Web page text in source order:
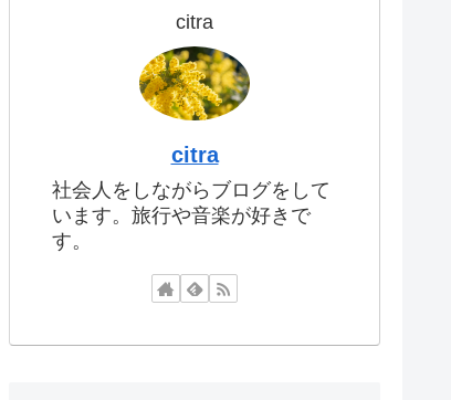
citra
citra
社会人をしながらブログをして
います。旅行や音楽が好きで
す。